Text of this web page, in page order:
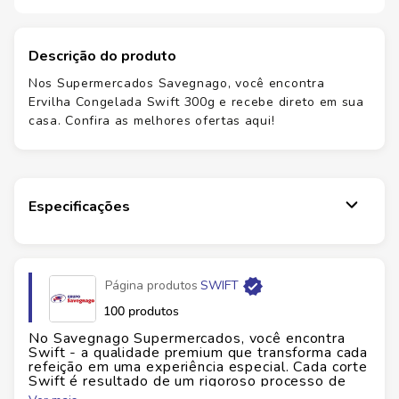
Descrição do produto
Nos Supermercados Savegnago, você encontra
Ervilha Congelada Swift 300g e recebe direto em sua
casa. Confira as melhores ofertas aqui!
Especificações
Fabricante SWIFT CD ANHANGUERA
EAN 7899567208607
Id do produto
Página produtos SWIFT
100 produtos
No Savegnago Supermercados, você encontra
Swift - a qualidade premium que transforma cada
refeição em uma experiência especial. Cada corte
Swift é resultado de um rigoroso processo de